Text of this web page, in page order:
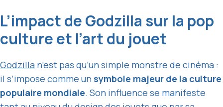
L’impact de Godzilla sur la pop
culture et l’art du jouet
Godzilla n’est pas qu’un simple monstre de cinéma :
il s’impose comme un symbole majeur de la culture
populaire mondiale. Son influence se manifeste